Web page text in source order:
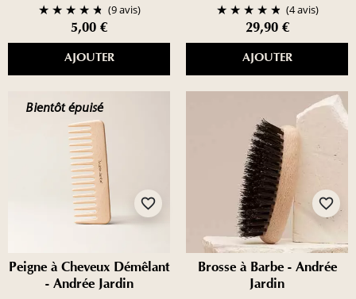
(9 avis)
5,00 €
AJOUTER
(4 avis)
29,90 €
AJOUTER
Bientôt épuisé
favorite_border
Peigne à Cheveux Démêlant
- Andrée Jardin
favorite_border
Brosse à Barbe - Andrée
Jardin